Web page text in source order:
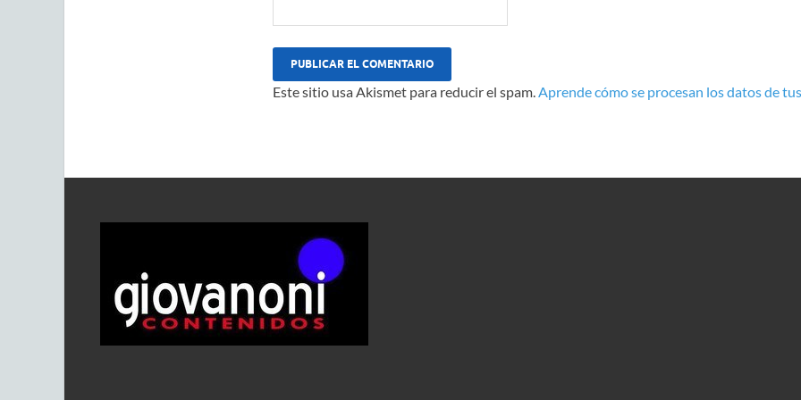
Este sitio usa Akismet para reducir el spam.Aprende cómo se procesan los datos de